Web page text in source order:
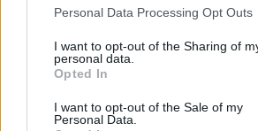
Please note that this website/app uses
not limited to your visit or usage
grant or deny consent to Google and its
use your data for below specified
consent section.
Personal Data Processing Opt Outs
I want to opt-out of the Sharing of
personal data.
Opted In
I want to opt-out of the Sale of my
Personal Data.